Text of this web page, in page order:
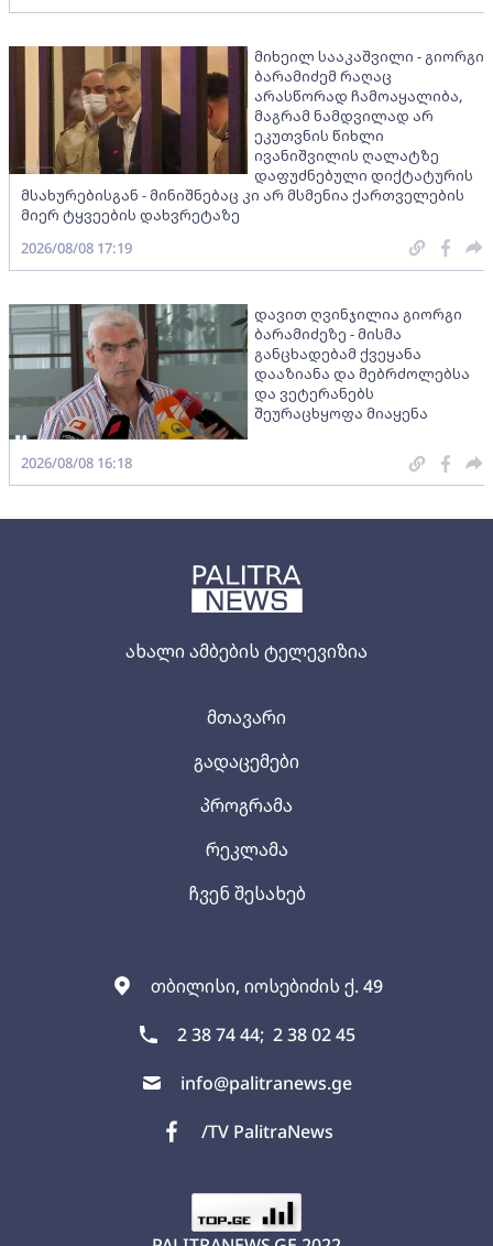
ახალი ამბების ტელევიზია
თბილისი, იოსებიძის ქ. 49
2 38 74 44; 2 38 02 45
info@palitranews.ge
/TV PalitraNews
მთავარი
გადაცემები
პროგრამა
რეკლამა
ჩვენ შესახებ
მიხეილ სააკაშვილი - გიორგი
ბარამიძემ რაღაც
არასწორად ჩამოაყალიბა,
მაგრამ ნამდვილად არ
ეკუთვნის წიხლი
ივანიშვილის ღალატზე
დაფუძნებული დიქტატურის
მსახურებისგან - მინიშნებაც კი არ მსმენია ქართველების
მიერ ტყვეების დახვრეტაზე
2026/08/08 17:19
დავით ღვინჯილია გიორგი
ბარამიძეზე - მისმა
განცხადებამ ქვეყანა
დააზიანა და მებრძოლებსა
და ვეტერანებს
შეურაცხყოფა მიაყენა
2026/08/08 16:18